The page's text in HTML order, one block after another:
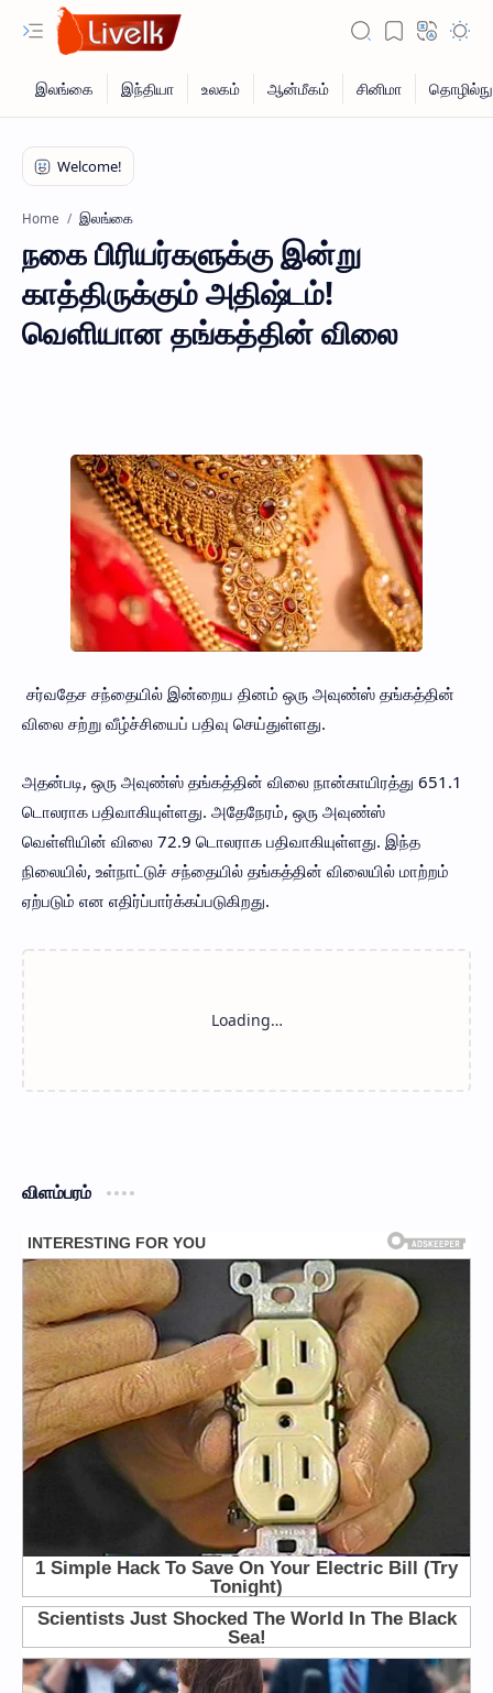
Home இலங்கை
நகை பிரியர்களுக்கு இன்று
காத்திருக்கும் அதிஷ்டம்!
வெளியான தங்கத்தின் விலை
சர்வதேச சந்தையில் இன்றைய தினம் ஒரு அவுண்ஸ் தங்கத்தின்
விலை சற்று வீழ்ச்சியைப் பதிவு செய்துள்ளது.
அதன்படி, ஒரு அவுண்ஸ் தங்கத்தின் விலை நான்காயிரத்து 651.1
டொலராக பதிவாகியுள்ளது. அதேநேரம், ஒரு அவுண்ஸ்
வெள்ளியின் விலை 72.9 டொலராக பதிவாகியுள்ளது. இந்த
நிலையில், உள்நாட்டுச் சந்தையில் தங்கத்தின் விலையில் மாற்றம்
ஏற்படும் என எதிர்ப்பார்க்கப்படுகிறது.
விளம்பரம்